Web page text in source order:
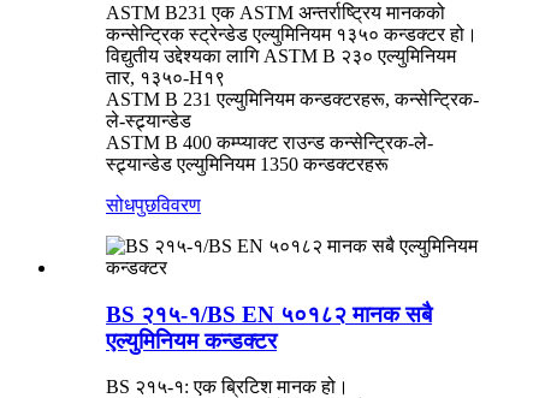
ASTM B231 एक ASTM अन्तर्राष्ट्रिय मानकको
कन्सेन्ट्रिक स्ट्रेन्डेड एल्युमिनियम १३५० कन्डक्टर हो।
विद्युतीय उद्देश्यका लागि ASTM B २३० एल्युमिनियम
तार, १३५०-H१९
ASTM B 231 एल्युमिनियम कन्डक्टरहरू, कन्सेन्ट्रिक-
ले-स्ट्र्यान्डेड
ASTM B 400 कम्प्याक्ट राउन्ड कन्सेन्ट्रिक-ले-
स्ट्र्यान्डेड एल्युमिनियम 1350 कन्डक्टरहरू
सोधपुछविवरण
BS २१५-१/BS EN ५०१८२ मानक सबै
एल्युमिनियम कन्डक्टर
BS २१५-१: एक ब्रिटिश मानक हो।